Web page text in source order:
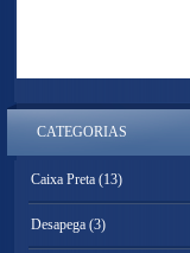
CATEGORIAS
Caixa Preta (13)
Desapega (3)